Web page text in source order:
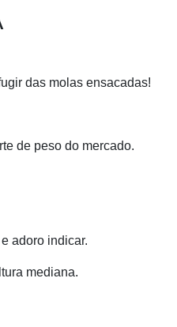
das molas ensacadas!
de peso do mercado.
adoro indicar.
mediana.